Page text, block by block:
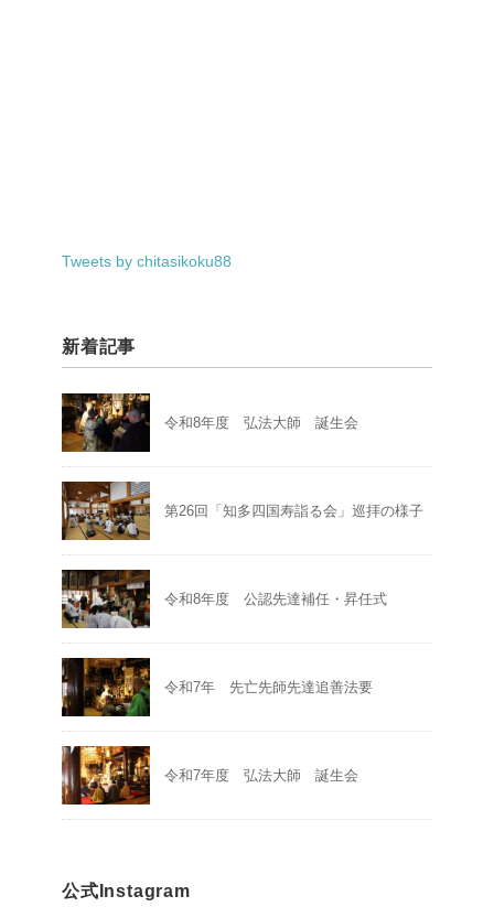
Tweets by chitasikoku88
新着記事
令和8年度 弘法大師 誕生会
第26回「知多四国寿詣る会」巡拝の様子
令和8年度 公認先達補任・昇任式
令和7年 先亡先師先達追善法要
令和7年度 弘法大師 誕生会
公式Instagram